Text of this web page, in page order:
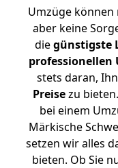
Umzüge
aber keine
diegünstigste
professionellen
stets daran,
Preisezu
bei einem
Märkische
setzen wir alles
bieten. Ob Sie